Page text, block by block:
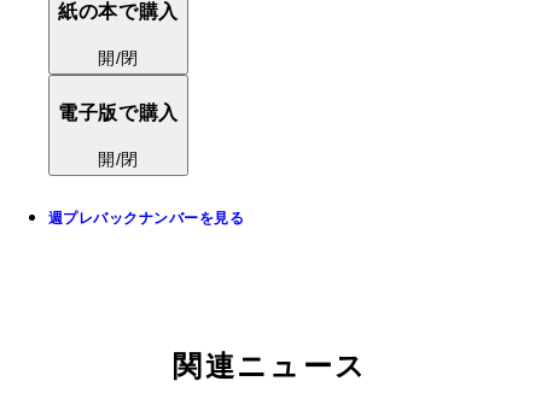
紙の本で購入
開/閉
電子版で購入
開/閉
週プレバックナンバーを見る
関連ニュース